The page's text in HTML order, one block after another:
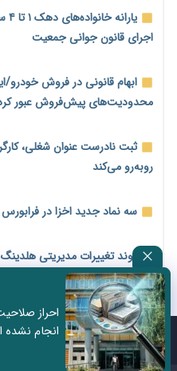
روز خبرنگار؛ مطالبه‌ای
امنیت شغلی
همایش و مسابقه نذری ماه صفر
زائران اربعین نگران ارز
صرافی‌ها
اوراسیا تا ۲۰۳۵
پارادوکس اینترنت در ایران؛
کمتر توسعه می‌یابد
تأمین سرمایه در گردش
سیاست‌های مالیاتی در حمایت از
اجرای قانون جوانی جمعیت
ابهام قانونی در فروش خودرو/
محدودیت‌های پیش‌فروش عبور
ثبت نادرست عنوان شغلی،
روبه‌رو می‌کند
سه نماد جدید اخزا در
روند تغییرات مدیریتی
روایت‌های متناقض و نگرانی
هشدار درباره «۴
پرداخت را به بازنشستگی موکول
انجام نشده